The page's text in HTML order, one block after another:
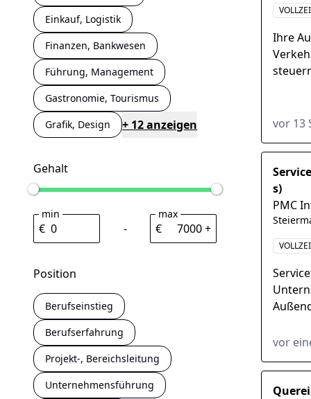
Einkauf, Logistik
Finanzen, Bankwesen
Führung, Management
Gastronomie, Tourismus
Grafik, Design
+ 12 anzeigen
Gehalt
€
min
- € +
max
Position
Berufseinstieg
Berufserfahrung
Projekt-, Bereichsleitung
Unternehmensführung
Ihre
vor 13
s)
PMC
vor